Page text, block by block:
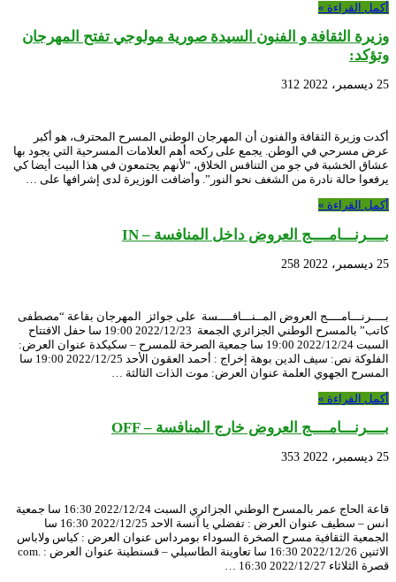
أكمل القراءة »
وزيرة الثقافة و الفنون السيدة صورية مولوجي تفتح المهرجان
وتؤكد:
25 ديسمبر، 2022 312
أكدت وزيرة الثقافة والفنون أن المهرجان الوطني المسرح المحترف، هو أكبر
عرض مسرحي في الوطن. يجمع على ركحه أهم العلامات المسرحية التي يجود بها
عشاق الخشبة في جو من التنافس الخلاق، “لأنهم يجتمعون في هذا البيت أيضا كي
يرفعوا حالة نادرة من الشغف نحو النور”. وأضافت الوزيرة لدى إشرافها على …
أكمل القراءة »
بــــرنـــامــــج العروض داخل المنافسة – IN
25 ديسمبر، 2022 258
بــــرنـــامــــج العروض المــنـــافــــسة على جوائز المهرجان بقاعة “مصطفى
كاتب” بالمسرح الوطني الجزائري الجمعة 2022/12/23 19:00 سا حفل الافتتاح
السبت 2022/12/24 19:00 سا جمعية الصرخة للمسرح – سكيكدة عنوان العرض:
الفلوكة نص: سيف الدين بوهة إخراج : أحمد العقون الأحد 2022/12/25 19:00 سا
المسرح الجهوي العلمة عنوان العرض: موت الذات الثالثة …
أكمل القراءة »
بــــرنـــامــــج العروض خارج المنافسة – OFF
25 ديسمبر، 2022 353
قاعة الحاج عمر بالمسرح الوطني الجزائري السبت 2022/12/24 16:30 سا جمعية
انس – سطيف عنوان العرض : تفضلي يا آنسة الاحد 2022/12/25 16:30 سا
الجمعية الثقافية مسرح الصخرة السوداء بومرداس عنوان العرض : كياس ولاباس
الاثنين 2022/12/26 16:30 سا تعاوينة الطاسيلي – قسنطينة عنوان العرض : .com
قصرة الثلاثاء 2022/12/27 16:30 …